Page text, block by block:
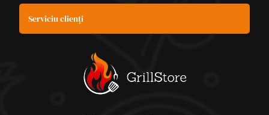
Serviciu clienți